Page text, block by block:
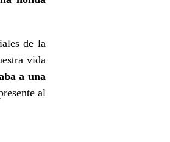
de la
vida
a una
al